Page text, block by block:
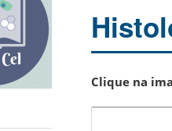
Clique na